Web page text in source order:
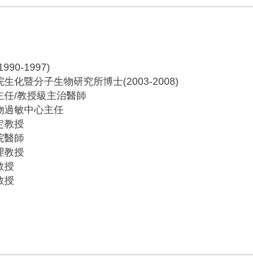
/教授級主治醫師
過敏中心主任
教授
醫師
教授
授
授